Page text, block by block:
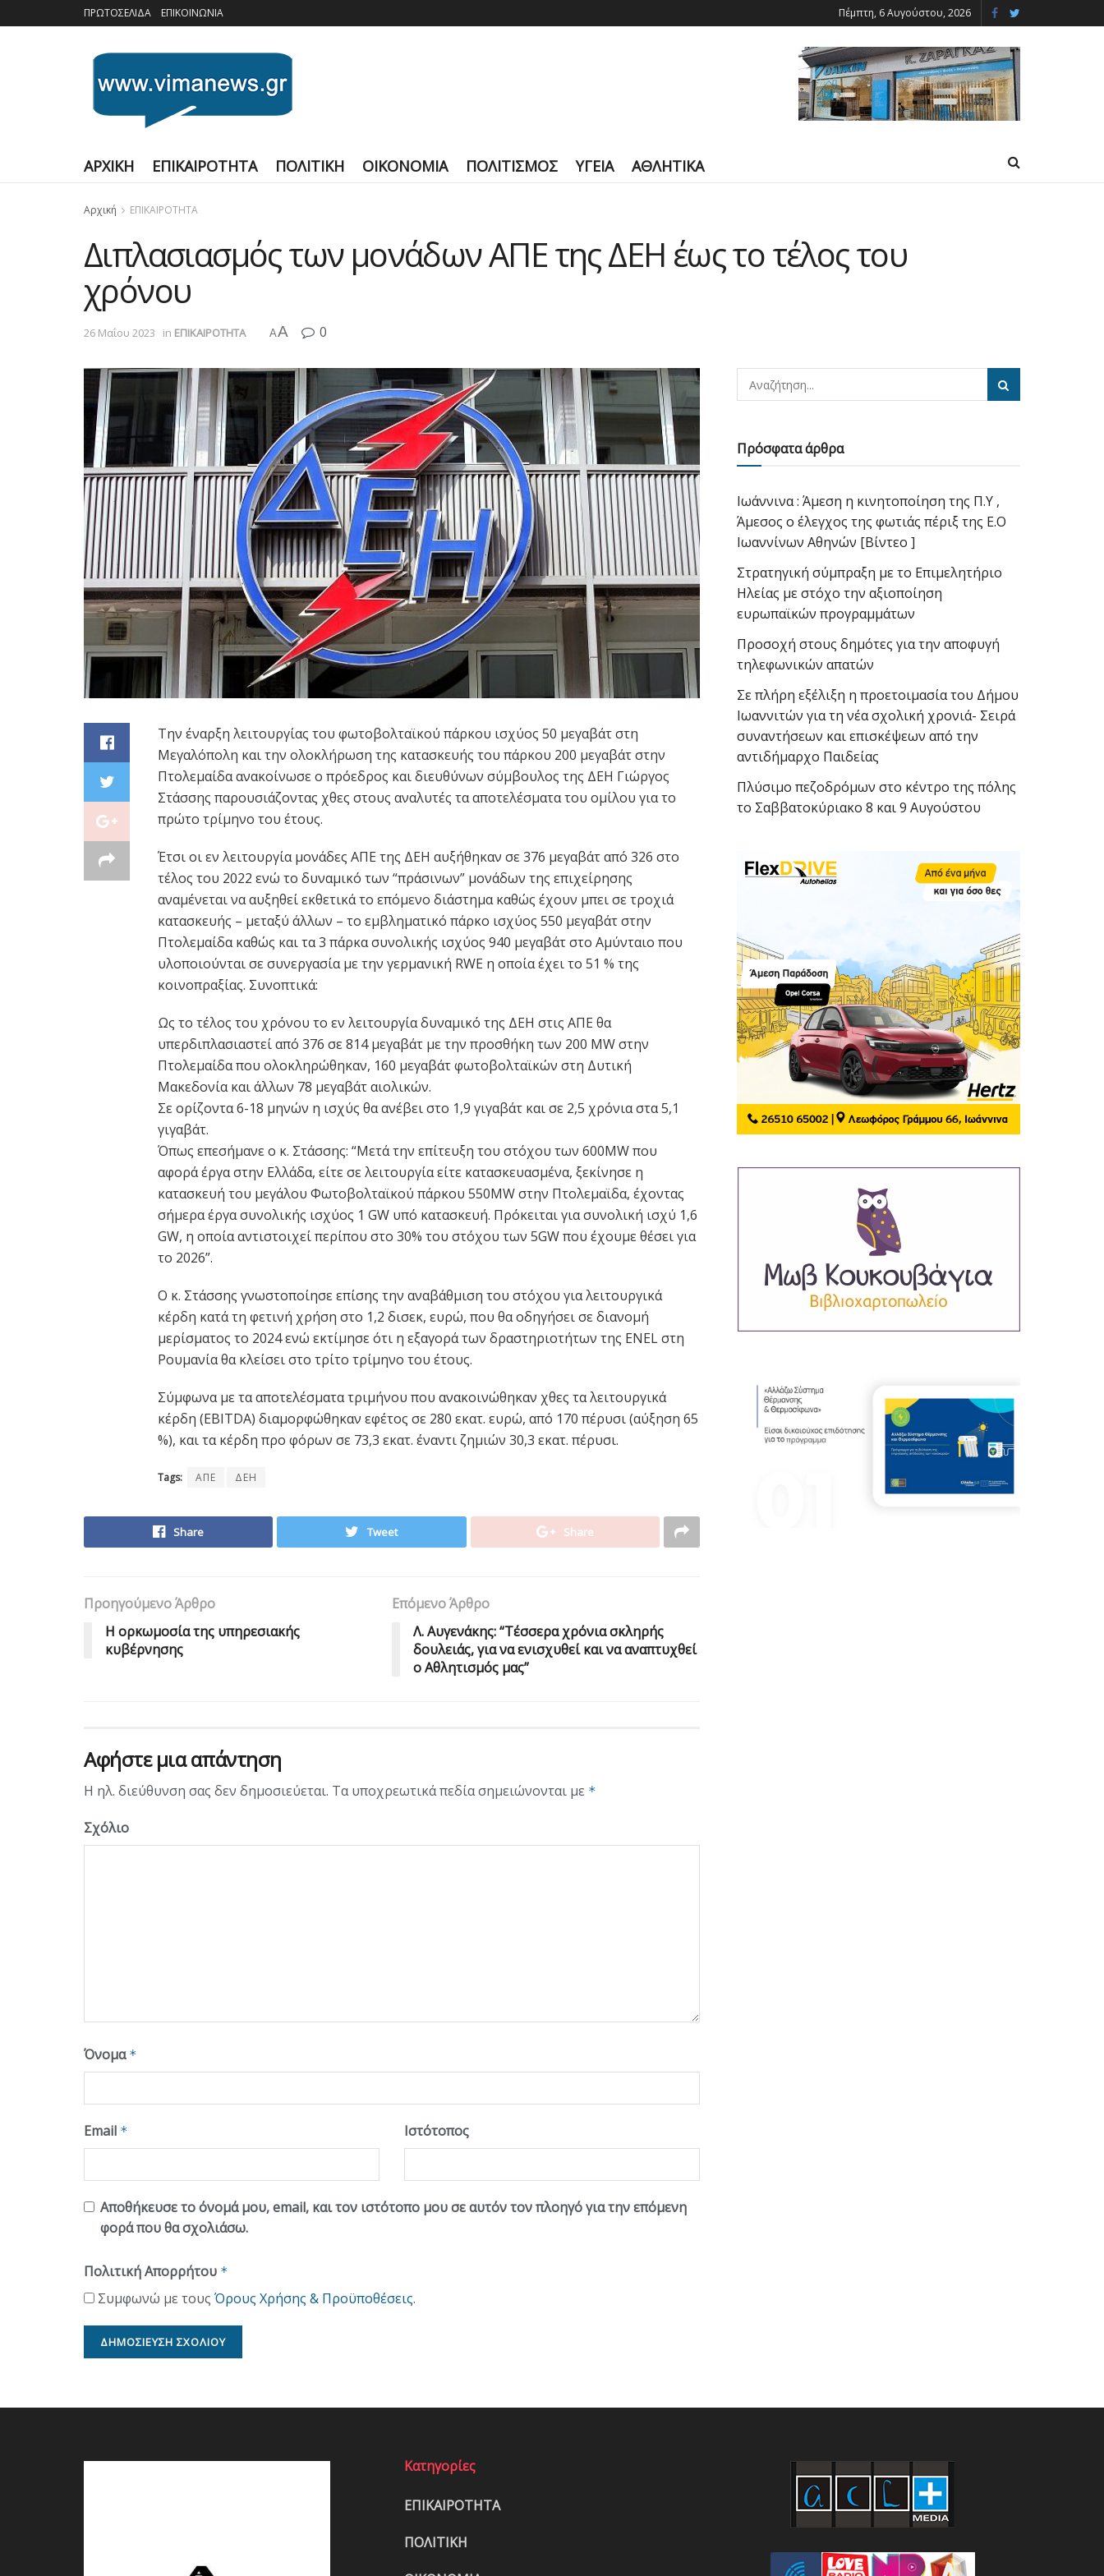
ΠΡΩΤΟΣΕΛΙΔΑ ΕΠΙΚΟΙΝΩΝΙΑ Πέμπτη, 6 Αυγούστου, 2026
ΑΡΧΙΚΗ ΕΠΙΚΑΙΡΟΤΗΤΑ ΠΟΛΙΤΙΚΗ ΟΙΚΟΝΟΜΙΑ ΠΟΛΙΤΙΣΜΟΣ ΥΓΕΙΑ ΑΘΛΗΤΙΚΑ
Αρχική ΕΠΙΚΑΙΡΟΤΗΤΑ
Διπλασιασμός των μονάδων ΑΠΕ της ΔΕΗ έως το τέλος του
χρόνου
26 Μαΐου 2023 in ΕΠΙΚΑΙΡΟΤΗΤΑ AA 0
Την έναρξη λειτουργίας του φωτοβολταϊκού πάρκου ισχύος 50 μεγαβάτ στη
Μεγαλόπολη και την ολοκλήρωση της κατασκευής του πάρκου 200 μεγαβάτ στην
Πτολεμαίδα ανακοίνωσε ο πρόεδρος και διευθύνων σύμβουλος της ΔΕΗ Γιώργος
Στάσσης παρουσιάζοντας χθες στους αναλυτές τα αποτελέσματα του ομίλου για το
πρώτο τρίμηνο του έτους.
Έτσι οι εν λειτουργία μονάδες ΑΠΕ της ΔΕΗ αυξήθηκαν σε 376 μεγαβάτ από 326 στο
τέλος του 2022 ενώ το δυναμικό των “πράσινων” μονάδων της επιχείρησης
αναμένεται να αυξηθεί εκθετικά το επόμενο διάστημα καθώς έχουν μπει σε τροχιά
κατασκευής – μεταξύ άλλων – το εμβληματικό πάρκο ισχύος 550 μεγαβάτ στην
Πτολεμαίδα καθώς και τα 3 πάρκα συνολικής ισχύος 940 μεγαβάτ στο Αμύνταιο που
υλοποιούνται σε συνεργασία με την γερμανική RWE η οποία έχει το 51 % της
κοινοπραξίας. Συνοπτικά:
Ως το τέλος του χρόνου το εν λειτουργία δυναμικό της ΔΕΗ στις ΑΠΕ θα
υπερδιπλασιαστεί από 376 σε 814 μεγαβάτ με την προσθήκη των 200 MW στην
Πτολεμαίδα που ολοκληρώθηκαν, 160 μεγαβάτ φωτοβολταϊκών στη Δυτική
Μακεδονία και άλλων 78 μεγαβάτ αιολικών.
Σε ορίζοντα 6-18 μηνών η ισχύς θα ανέβει στο 1,9 γιγαβάτ και σε 2,5 χρόνια στα 5,1
γιγαβάτ.
Όπως επεσήμανε ο κ. Στάσσης: “Μετά την επίτευξη του στόχου των 600MW που
αφορά έργα στην Ελλάδα, είτε σε λειτουργία είτε κατασκευασμένα, ξεκίνησε η
κατασκευή του μεγάλου Φωτοβολταϊκού πάρκου 550MW στην Πτολεμαϊδα, έχοντας
σήμερα έργα συνολικής ισχύος 1 GW υπό κατασκευή. Πρόκειται για συνολική ισχύ 1,6
GW, η οποία αντιστοιχεί περίπου στο 30% του στόχου των 5GW που έχουμε θέσει για
το 2026”.
Ο κ. Στάσσης γνωστοποίησε επίσης την αναβάθμιση του στόχου για λειτουργικά
κέρδη κατά τη φετινή χρήση στο 1,2 δισεκ, ευρώ, που θα οδηγήσει σε διανομή
μερίσματος το 2024 ενώ εκτίμησε ότι η εξαγορά των δραστηριοτήτων της ENEL στη
Ρουμανία θα κλείσει στο τρίτο τρίμηνο του έτους.
Σύμφωνα με τα αποτελέσματα τριμήνου που ανακοινώθηκαν χθες τα λειτουργικά
κέρδη (EBITDA) διαμορφώθηκαν εφέτος σε 280 εκατ. ευρώ, από 170 πέρυσι (αύξηση 65
%), και τα κέρδη προ φόρων σε 73,3 εκατ. έναντι ζημιών 30,3 εκατ. πέρυσι.
Tags: ΑΠΕ ΔΕΗ
Share Tweet Share
Προηγούμενο Άρθρο
Η ορκωμοσία της υπηρεσιακής
κυβέρνησης
Επόμενο Άρθρο
Λ. Αυγενάκης: “Τέσσερα χρόνια σκληρής
δουλειάς, για να ενισχυθεί και να αναπτυχθεί
ο Αθλητισμός μας”
Αφήστε μια απάντηση
Η ηλ. διεύθυνση σας δεν δημοσιεύεται. Τα υποχρεωτικά πεδία σημειώνονται με *
Σχόλιο
Όνομα *
Email * Ιστότοπος
Αποθήκευσε το όνομά μου, email, και τον ιστότοπο μου σε αυτόν τον πλοηγό για την επόμενη
φορά που θα σχολιάσω.
Πολιτική Απορρήτου *
Συμφωνώ με τους Όρους Χρήσης & Προϋποθέσεις.
Πρόσφατα άρθρα
Ιωάννινα : Άμεση η κινητοποίηση της Π.Υ ,
Άμεσος ο έλεγχος της φωτιάς πέριξ της Ε.Ο
Ιωαννίνων Αθηνών [Βίντεο ]
Στρατηγική σύμπραξη με το Επιμελητήριο
Ηλείας με στόχο την αξιοποίηση
ευρωπαϊκών προγραμμάτων
Προσοχή στους δημότες για την αποφυγή
τηλεφωνικών απατών
Σε πλήρη εξέλιξη η προετοιμασία του Δήμου
Ιωαννιτών για τη νέα σχολική χρονιά- Σειρά
συναντήσεων και επισκέψεων από την
αντιδήμαρχο Παιδείας
Πλύσιμο πεζοδρόμων στο κέντρο της πόλης
το Σαββατοκύριακο 8 και 9 Αυγούστου
Κατηγορίες
ΕΠΙΚΑΙΡΟΤΗΤΑ
ΠΟΛΙΤΙΚΗ